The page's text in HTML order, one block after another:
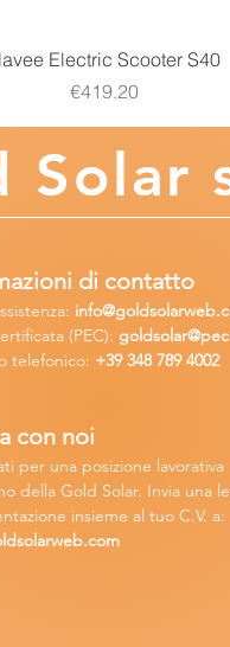
Quick View
Electric Scooter S40
Price
€419.20
Solar
con noi
per una posizione lavorativa
della Gold Solar. Invia una
insieme al tuo C.V. a:
di contatto
za: info
(PEC):
telefonico: +39 348789 4002